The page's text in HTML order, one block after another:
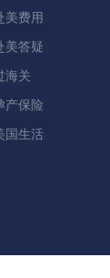
美费用
美答疑
海关
产保险
国生活